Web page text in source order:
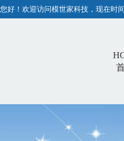
您好！欢迎访问模世家科技，现在时间